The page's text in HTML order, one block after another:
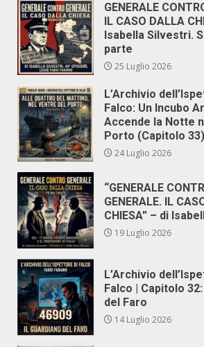
GENERALE
IL CASO DALLA
Isabella Silvestri.
parte
25 Luglio 2026
L’Archivio
Falco: Un Incubo
Accende la Notte
Porto (Capitolo 33)
24 Luglio 2026
“GENERALE
GENERALE. IL
CHIESA” – di
19 Luglio 2026
L’Archivio
Falco | Capitolo
del Faro
14 Luglio 2026